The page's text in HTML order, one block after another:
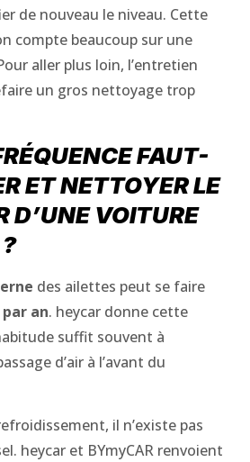
de nouveau le niveau. Cette
compte beaucoup sur une
aller plus loin, l’entretien
un gros nettoyage trop
FAUT-
ET NETTOYER LE
D’UNE VOITURE
des ailettes peut se faire
an. heycar donne cette
suffit souvent à
d’air à l’avant du
il n’existe pas
heycar et BYmyCAR renvoient